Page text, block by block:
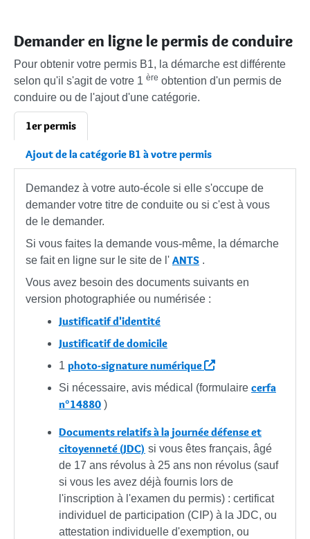
Demander en ligne le permis de conduire
Pour obtenir votre permis B1, la démarche est différente
selon qu'il s'agit de votre 1 ère obtention d'un permis de
conduire ou de l'ajout d'une catégorie.
1er permis
Ajout de la catégorie B1 à votre permis
Demandez à votre auto-école si elle s'occupe de
demander votre titre de conduite ou si c'est à vous
de le demander.
Si vous faites la demande vous-même, la démarche
se fait en ligne sur le site de l' ANTS .
Vous avez besoin des documents suivants en
version photographiée ou numérisée :
Justificatif d'identité
Justificatif de domicile
1 photo-signature numérique
Si nécessaire, avis médical (formulaire cerfa
n°14880 )
Documents relatifs à la journée défense et
citoyenneté (JDC) si vous êtes français, âgé
de 17 ans révolus à 25 ans non révolus (sauf
si vous les avez déjà fournis lors de
l'inscription à l'examen du permis) : certificat
individuel de participation (CIP) à la JDC, ou
attestation individuelle d'exemption, ou